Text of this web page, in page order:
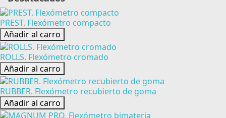
PREST. Flexómetro compacto
Añadir al carro
ROLLS. Flexómetro cromado
Añadir al carro
RUBBER. Flexómetro recubierto de goma
Añadir al carro